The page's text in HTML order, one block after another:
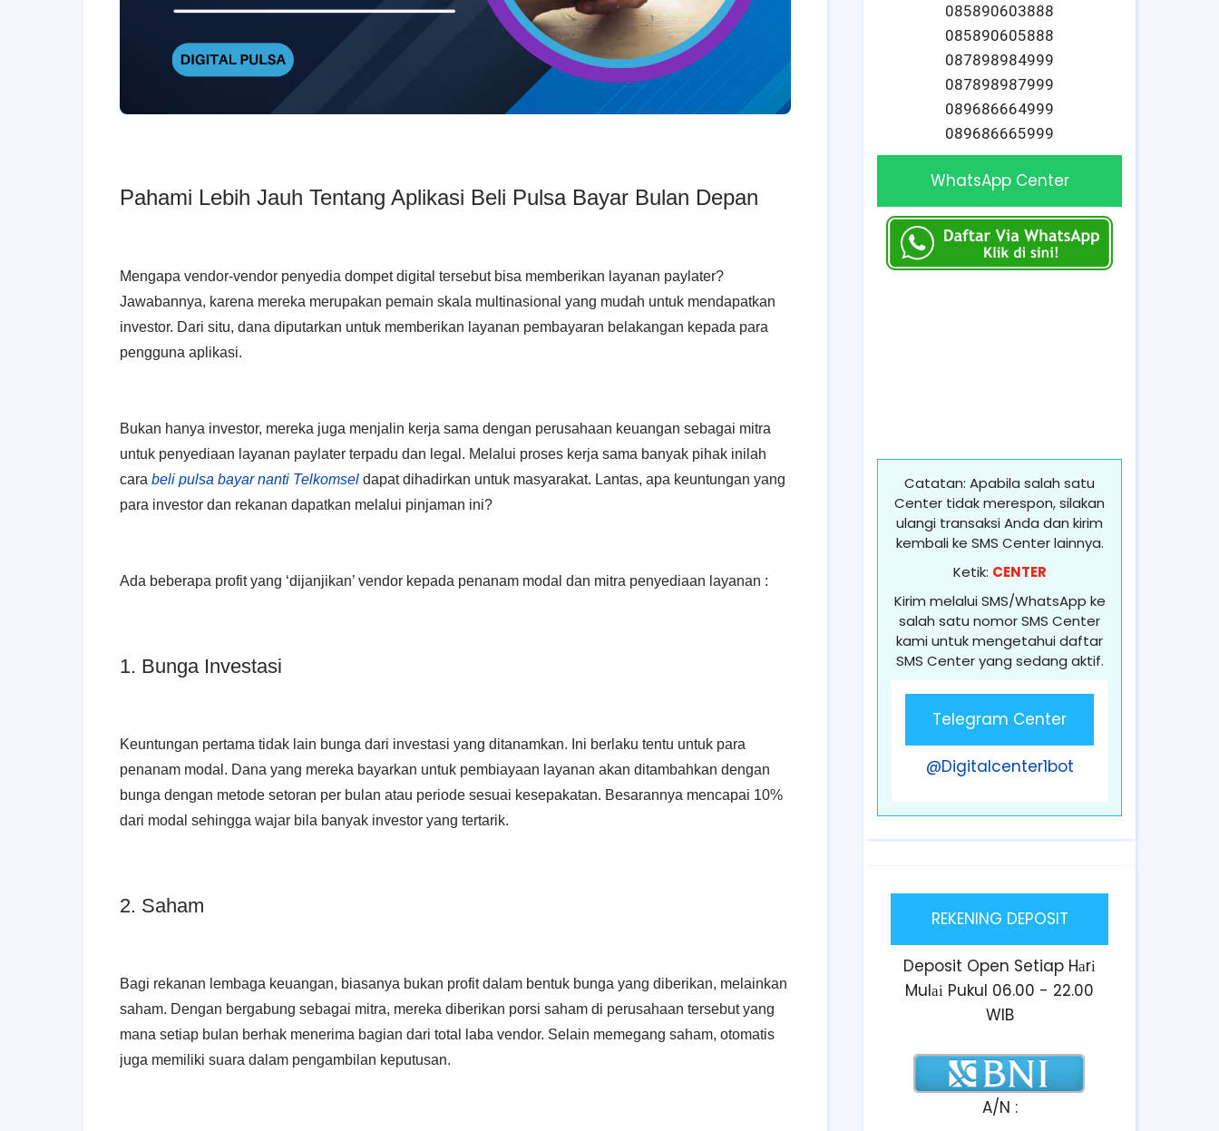
Pahami Lebih Jauh Tentang Aplikasi Beli Pulsa Bayar Bulan Depan
Mengapa vendor-vendor penyedia dompet digital tersebut bisa memberikan layanan paylater?
Jawabannya, karena mereka merupakan pemain skala multinasional yang mudah untuk mendapatkan
investor. Dari situ, dana diputarkan untuk memberikan layanan pembayaran belakangan kepada para
pengguna aplikasi.
Bukan hanya investor, mereka juga menjalin kerja sama dengan perusahaan keuangan sebagai mitra
untuk penyediaan layanan paylater terpadu dan legal. Melalui proses kerja sama banyak pihak inilah
cara beli pulsa bayar nanti Telkomsel dapat dihadirkan untuk masyarakat. Lantas, apa keuntungan yang
para investor dan rekanan dapatkan melalui pinjaman ini?
Ada beberapa profit yang ‘dijanjikan’ vendor kepada penanam modal dan mitra penyediaan layanan :
1. Bunga Investasi
Keuntungan pertama tidak lain bunga dari investasi yang ditanamkan. Ini berlaku tentu untuk para
penanam modal. Dana yang mereka bayarkan untuk pembiayaan layanan akan ditambahkan dengan
bunga dengan metode setoran per bulan atau periode sesuai kesepakatan. Besarannya mencapai 10%
dari modal sehingga wajar bila banyak investor yang tertarik.
2. Saham
Bagi rekanan lembaga keuangan, biasanya bukan profit dalam bentuk bunga yang diberikan, melainkan
saham. Dengan bergabung sebagai mitra, mereka diberikan porsi saham di perusahaan tersebut yang
mana setiap bulan berhak menerima bagian dari total laba vendor. Selain memegang saham, otomatis
juga memiliki suara dalam pengambilan keputusan.
085890603888
085890605888
087898984999
087898987999
089686664999
089686665999
WhatsApp Center
Catatan: Apabila salah satu
Center tidak merespon, silakan
ulangi transaksi Anda dan kirim
kembali ke SMS Center lainnya.
Ketik: CENTER
Kirim melalui SMS/WhatsApp ke
salah satu nomor SMS Center
kami untuk mengetahui daftar
SMS Center yang sedang aktif.
Telegram Center
@Digitalcenter1bot
REKENING DEPOSIT
Deposit Open Setiap Hаrі
Mulаі Pukul 06.00 - 22.00
WIB
A/N :